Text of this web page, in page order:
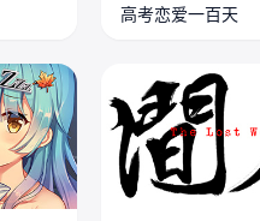
高考恋爱一百天